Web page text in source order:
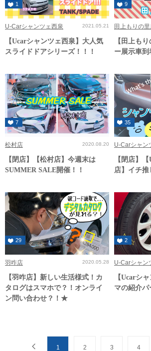
1
U-Carシャンツェ西泉 2021.05.21
【Ucarシャンツェ西泉】大人気
スライドドアシリーズ！！！
9
田上もりの
【田上も
ー展示車到
7
松村店 2020.08.20
【閉店】【松村店】今週末は
SUMMER SALE開催！！
35
U-Carシャン
【閉店】
店】イチ
29
羽咋店 2020.05.28
【羽咋店】新しい生活様式！カ
タログはスマホで？！オンライ
ン問い合わせ？！★
2
U-Carシャン
【Ucarシ
マの紹介パ
1 2 3 4